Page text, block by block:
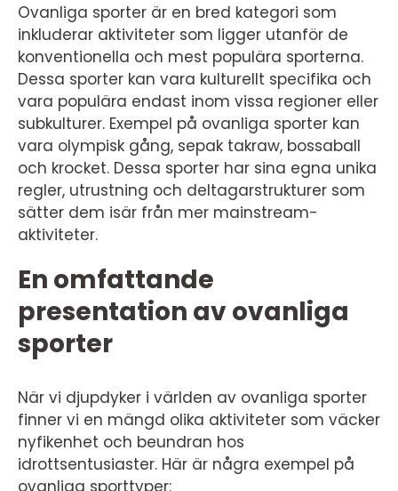
Ovanliga sporter är en bred kategori som
inkluderar aktiviteter som ligger utanför de
konventionella och mest populära sporterna.
Dessa sporter kan vara kulturellt specifika och
vara populära endast inom vissa regioner eller
subkulturer. Exempel på ovanliga sporter kan
vara olympisk gång, sepak takraw, bossaball
och krocket. Dessa sporter har sina egna unika
regler, utrustning och deltagarstrukturer som
sätter dem isär från mer mainstream-
aktiviteter.
En omfattande
presentation av ovanliga
sporter
När vi djupdyker i världen av ovanliga sporter
finner vi en mängd olika aktiviteter som väcker
nyfikenhet och beundran hos
idrottsentusiaster. Här är några exempel på
ovanliga sporttyper: